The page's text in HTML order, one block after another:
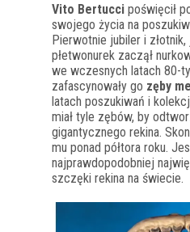
Vito Bertucci poświęcił
swojego życia na
Pierwotnie jubiler i złotnik,
płetwonurek zaczął
we wczesnych latach 80-
zafascynowały go zęby
latach poszukiwań i
miał tyle zębów, by
gigantycznego rekina.
mu ponad półtora roku.
najprawdopodobniej
szczęki rekina na świecie.